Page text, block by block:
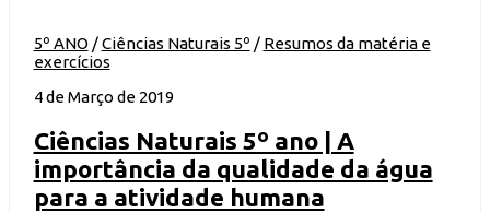
5º ANO /Ciências Naturais 5º / Resumos da matéria e
exercícios
4 de Março de 2019
Ciências Naturais 5º ano | A
importância da qualidade da água
para a atividade humana